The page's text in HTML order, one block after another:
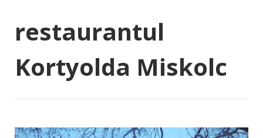
restaurantul
Kortyolda Miskolc